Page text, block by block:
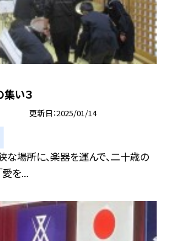
い３
更新日 2025/01/14
な場所に、楽器を運んで、二十歳の
愛を...